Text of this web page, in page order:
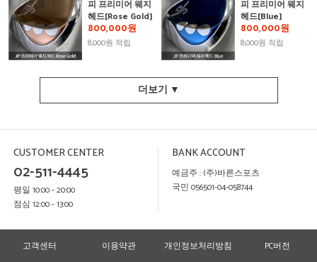
피 프리미어 웨지
헤드[Rose Gold]
800,000원
8,000원 적립
피 프리미어 웨지
헤드[Blue]
800,000원
8,000원 적립
더보기 ▼
CUSTOMER CENTER
02-511-4445
평일 10:00 - 20:00
점심 12:00 - 13:00
BANK ACCOUNT
예금주 : (주)바른스포츠
국민 056501-04-058744
고객센터 이용약관 개인정보처리방침 PC버전